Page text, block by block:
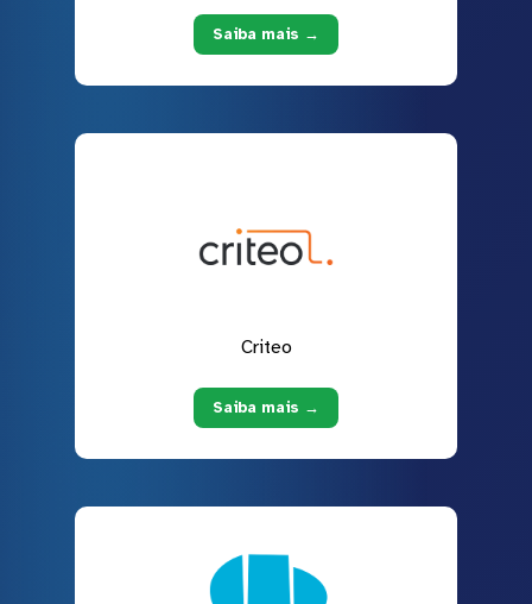
Saiba mais →
Criteo
Saiba mais →